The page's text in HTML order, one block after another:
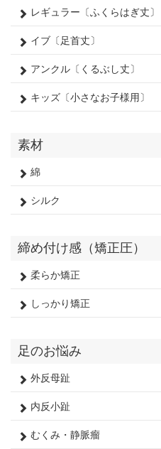
レギュラー〔ふくらはぎ丈〕
イブ〔足首丈〕
アンクル〔くるぶし丈〕
キッズ〔小さなお子様用〕
素材
綿
シルク
締め付け感（矯正圧）
柔らか矯正
しっかり矯正
足のお悩み
外反母趾
内反小趾
むくみ・静脈瘤